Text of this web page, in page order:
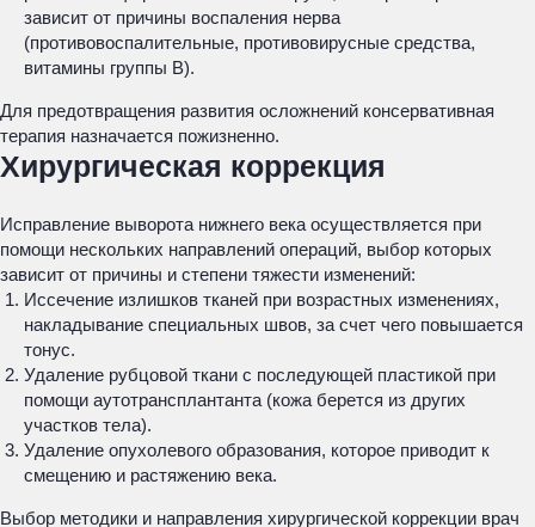
зависит от причины воспаления нерва
(противовоспалительные, противовирусные средства,
витамины группы В).
Для предотвращения развития осложнений консервативная
терапия назначается пожизненно.
Хирургическая коррекция
Исправление выворота нижнего века осуществляется при
помощи нескольких направлений операций, выбор которых
зависит от причины и степени тяжести изменений:
Иссечение излишков тканей при возрастных изменениях,
накладывание специальных швов, за счет чего повышается
тонус.
Удаление рубцовой ткани с последующей пластикой при
помощи аутотрансплантанта (кожа берется из других
участков тела).
Удаление опухолевого образования, которое приводит к
смещению и растяжению века.
Выбор методики и направления хирургической коррекции врач